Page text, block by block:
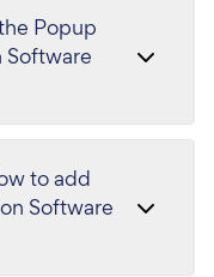
Popup
Software
to add
Software